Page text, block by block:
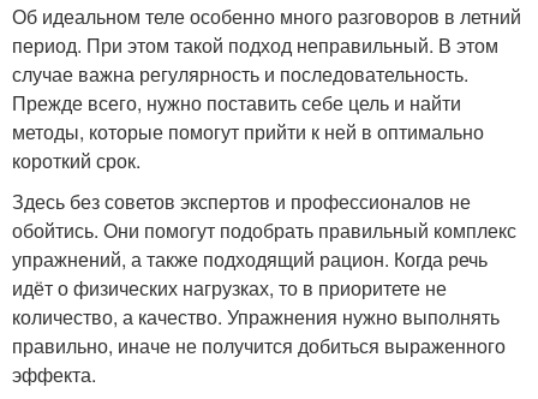
Об идеальном теле особенно много разговоров в летний
период. При этом такой подход неправильный. В этом
случае важна регулярность и последовательность.
Прежде всего, нужно поставить себе цель и найти
методы, которые помогут прийти к ней в оптимально
короткий срок.
Здесь без советов экспертов и профессионалов не
обойтись. Они помогут подобрать правильный комплекс
упражнений, а также подходящий рацион. Когда речь
идёт о физических нагрузках, то в приоритете не
количество, а качество. Упражнения нужно выполнять
правильно, иначе не получится добиться выраженного
эффекта.